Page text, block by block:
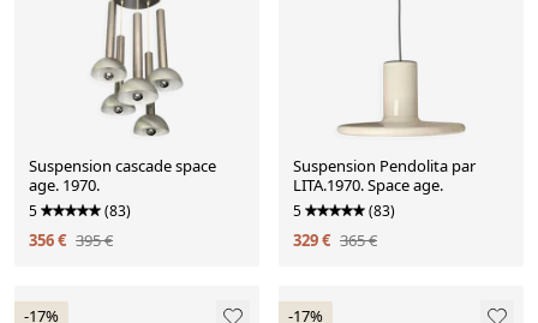
Suspension cascade space
age. 1970.
5 (83)
356 € 395 €
Suspension Pendolita par
LITA.1970. Space age.
5 (83)
329 € 365 €
-17% -17%